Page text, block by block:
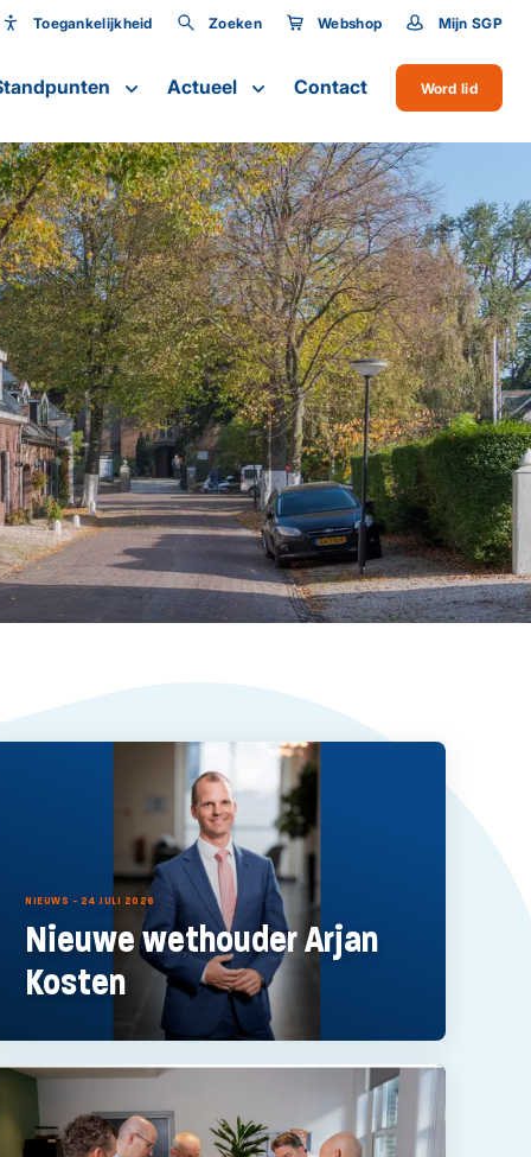
Toegankelijkheid
Lettergrootte
Zoeken Webshop Mijn SGP
Word lid
Actueel Contact
NIEUWS - 24 JULI 2026
Nieuwe wethouder Arjan
Kosten